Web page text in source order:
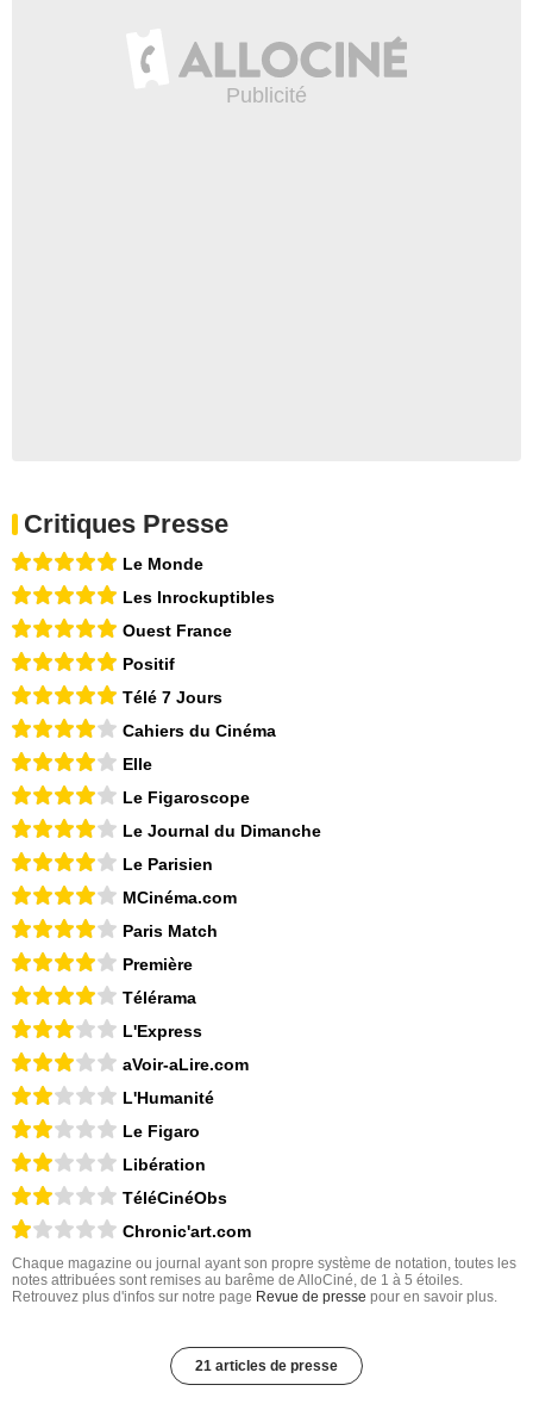
Critiques Presse
Le Monde
Les Inrockuptibles
Ouest France
Positif
Télé 7 Jours
Cahiers du Cinéma
Elle
Le Figaroscope
Le Journal du Dimanche
Le Parisien
MCinéma.com
Paris Match
Première
Télérama
L'Express
aVoir-aLire.com
L'Humanité
Le Figaro
Libération
TéléCinéObs
Chronic'art.com
Chaque magazine ou journal ayant son propre système de notation, toutes les
notes attribuées sont remises au barême de AlloCiné, de 1 à 5 étoiles.
Retrouvez plus d'infos sur notre page Revue de presse pour en savoir plus.
21 articles de presse